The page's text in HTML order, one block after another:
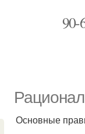
Основные